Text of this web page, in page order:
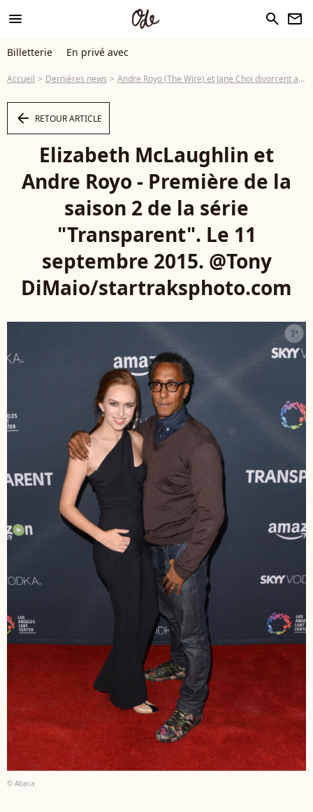
menu search newsletter
Billetterie En privé avec
Accueil Dernières news Andre Royo (The Wire) et Jane Choi divorcent après vingt-deux ans de mariage
arrow_left RETOUR ARTICLE
Elizabeth McLaughlin et
Andre Royo - Première de la
saison 2 de la série
"Transparent". Le 11
septembre 2015. @Tony
DiMaio/startraksphoto.com
© Abaca